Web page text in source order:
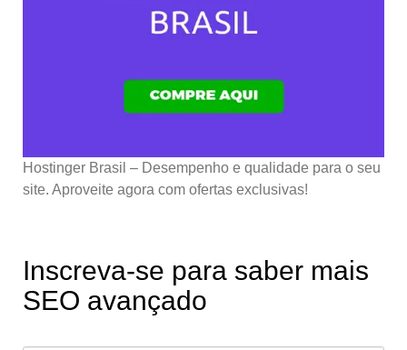
Hostinger Brasil – Desempenho e qualidade para o seu
site. Aproveite agora com ofertas exclusivas!
Inscreva-se para saber mais
SEO avançado